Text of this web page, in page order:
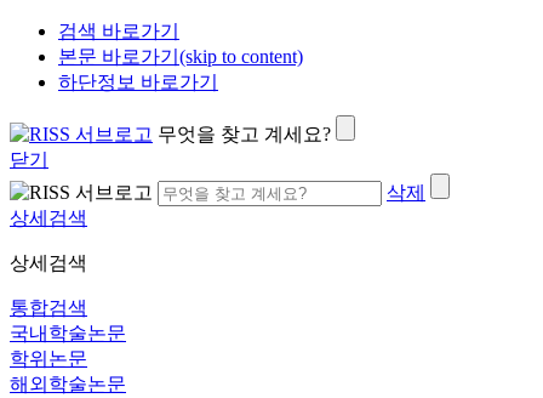
검색 바로가기
본문 바로가기(skip to content)
하단정보 바로가기
무엇을 찾고 계세요?
닫기
삭제
상세검색
상세검색
통합검색
국내학술논문
학위논문
해외학술논문